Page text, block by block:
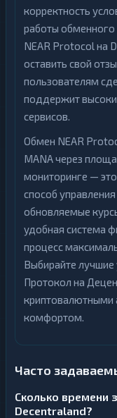
корректность
работы обменного
NEAR Protocol на
оставить свой
пользователям
поддержит
сервисов.
Обмен NEAR
MANA через
мониторинге —
способ
обновляемые
удобная система
процесс
Выбирайте лучшие
Протокол на
криптовалютными
комфортом.
Часто
Сколько времени
Decentraland?